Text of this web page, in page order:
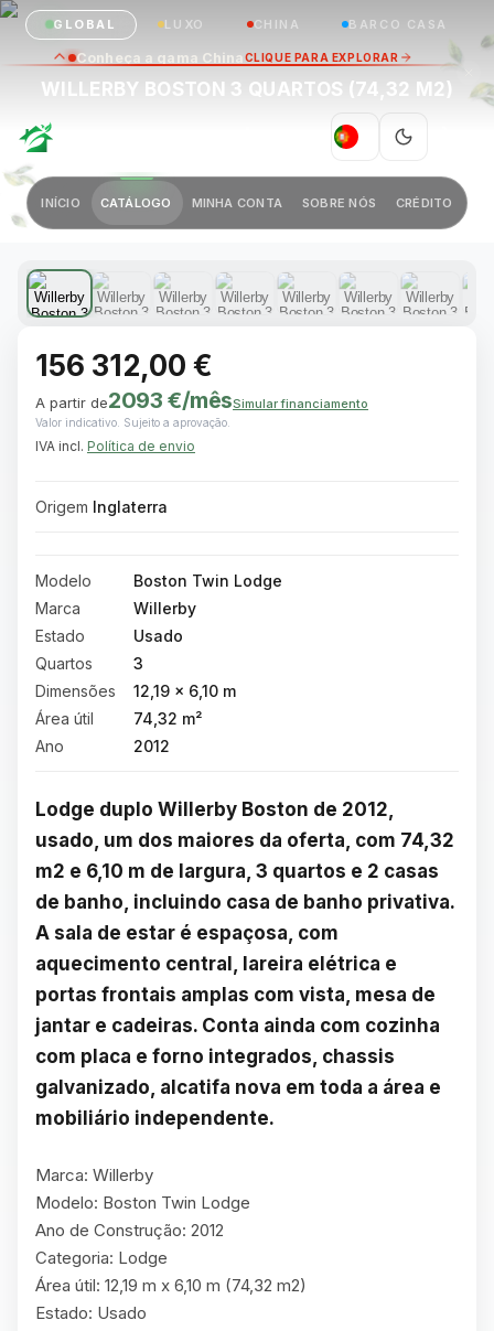
GLOBAL LUXO CHINA BARCO CASA
PT
INÍCIO CATÁLOGO MINHA CONTA SOBRE NÓS CRÉDITO
WILLERBY BOSTON 3 QUARTOS (74,32 M2)
1 / 13
156 312,00 €
A partir de2093 €/mêsSimular financiamento
Valor indicativo. Sujeito a aprovação.
IVA incl. Política de envio
Origem Inglaterra
Modelo
Boston Twin Lodge
Marca
Willerby
Estado
Usado
Quartos
3
Dimensões
12,19 × 6,10 m
Área útil
74,32 m²
Ano
2012
Lodge duplo Willerby Boston de 2012,
usado, um dos maiores da oferta, com 74,32
m2 e 6,10 m de largura, 3 quartos e 2 casas
de banho, incluindo casa de banho privativa.
A sala de estar é espaçosa, com
aquecimento central, lareira elétrica e
portas frontais amplas com vista, mesa de
jantar e cadeiras. Conta ainda com cozinha
com placa e forno integrados, chassis
galvanizado, alcatifa nova em toda a área e
mobiliário independente.
Marca: Willerby
Modelo: Boston Twin Lodge
Ano de Construção: 2012
Categoria: Lodge
Área útil: 12,19 m x 6,10 m (74,32 m2)
Estado: Usado
Conheça a gama ChinaCLIQUE PARA EXPLORAR